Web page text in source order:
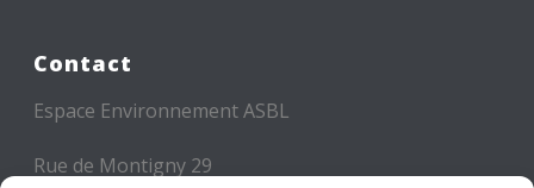
Contact
Espace Environnement ASBL
Rue de Montigny 29